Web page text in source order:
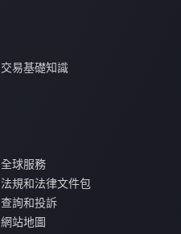
交易基礎知識
全球服務
法規和法律文件包
查詢和投訴
網站地圖